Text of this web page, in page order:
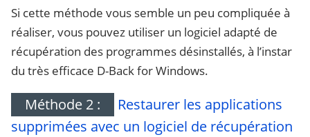
Si cette méthode vous semble un peu compliquée à
réaliser, vous pouvez utiliser un logiciel adapté de
récupération des programmes désinstallés, à l’instar
du très efficace D-Back for Windows.
Méthode 2 :
Restaurer les applications
supprimées avec un logiciel de récupération